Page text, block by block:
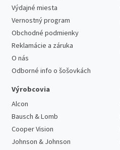
Výdajné miesta
Vernostný program
Obchodné podmienky
Reklamácie a záruka
O nás
Odborné info o šošovkách
Výrobcovia
Alcon
Bausch & Lomb
Cooper Vision
Johnson & Johnson